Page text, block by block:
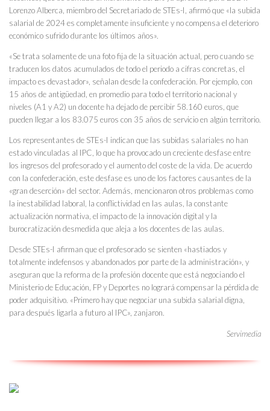
Lorenzo Alberca, miembro del Secretariado de STEs-I, afirmó que «la subida
salarial de 2024 es completamente insuficiente y no compensa el deterioro
económico sufrido durante los últimos años».
«Se trata solamente de una foto fija de la situación actual, pero cuando se
traducen los datos acumulados de todo el periodo a cifras concretas, el
impacto es devastador», señalan desde la confederación. Por ejemplo, con
15 años de antigüedad, en promedio para todo el territorio nacional y
niveles (A1 y A2) un docente ha dejado de percibir 58.160 euros, que
pueden llegar a los 83.075 euros con 35 años de servicio en algún territorio.
Los representantes de STEs-I indican que las subidas salariales no han
estado vinculadas al IPC, lo que ha provocado un creciente desfase entre
los ingresos del profesorado y el aumento del coste de la vida. De acuerdo
con la confederación, este desfase es uno de los factores causantes de la
«gran deserción» del sector. Además, mencionaron otros problemas como
la inestabilidad laboral, la conflictividad en las aulas, la constante
actualización normativa, el impacto de la innovación digital y la
burocratización desmedida que aleja a los docentes de las aulas.
Desde STEs-I afirman que el profesorado se sienten «hastiados y
totalmente indefensos y abandonados por parte de la administración», y
aseguran que la reforma de la profesión docente que está negociando el
Ministerio de Educación, FP y Deportes no logrará compensar la pérdida de
poder adquisitivo. «Primero hay que negociar una subida salarial digna,
para después ligarla a futuro al IPC», zanjaron.
Servimedia